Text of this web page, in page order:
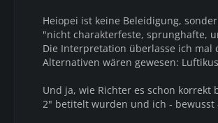
Heiopei ist keine Beleidigung,
"nicht charakterfeste, sprunghafte,
Die Interpretation überlasse ich
Alternativen wären gewesen:
Und ja, wie Richter es schon
2" betitelt wurden und ich - bewusst